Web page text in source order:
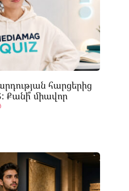
հարցերից
միավոր